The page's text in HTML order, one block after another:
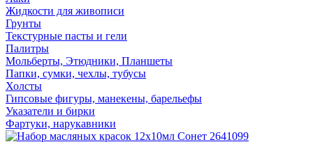
Жидкости для живописи
Грунты
Текстурные пасты и гели
Палитры
Мольберты, Этюдники, Планшеты
Папки, сумки, чехлы, тубусы
Холсты
Гипсовые фигуры, манекены, барельефы
Указатели и бирки
Фартуки, нарукавники